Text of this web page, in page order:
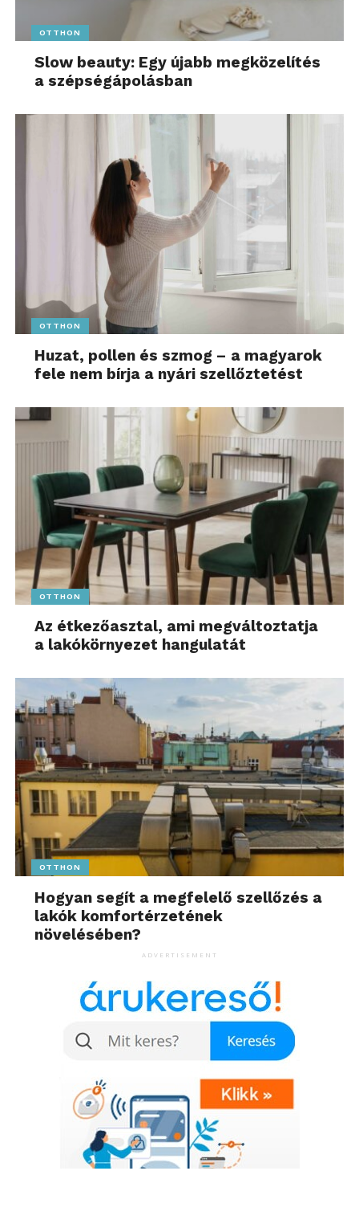
OTTHON
Slow beauty: Egy újabb megközelítés
a szépségápolásban
OTTHON
Huzat, pollen és szmog – a magyarok
fele nem bírja a nyári szellőztetést
OTTHON
Az étkezőasztal, ami megváltoztatja
a lakókörnyezet hangulatát
OTTHON
Hogyan segít a megfelelő szellőzés a
lakók komfortérzetének
növelésében?
ADVERTISEMENT